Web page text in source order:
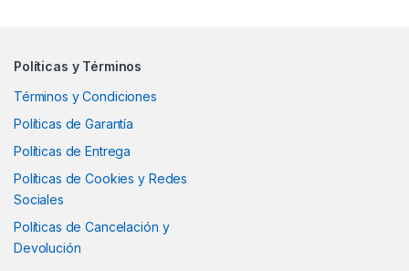
Políticas y Términos
Términos y Condiciones
Políticas de Garantía
Políticas de Entrega
Políticas de Cookies y Redes
Sociales
Políticas de Cancelación y
Devolución